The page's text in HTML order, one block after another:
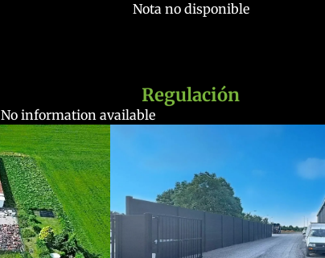
Nota no disponible
Regulación
No information available